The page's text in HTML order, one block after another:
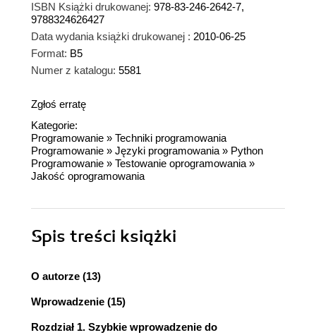
ISBN Książki drukowanej: 978-83-246-2642-7,
9788324626427
Data wydania książki drukowanej : 2010-06-25
Format: B5
Numer z katalogu: 5581
Zgłoś erratę
Kategorie:
Programowanie » Techniki programowania
Programowanie » Języki programowania» Python
Programowanie » Testowanie oprogramowania»
Jakość oprogramowania
Spis treści książki
O autorze (13)
Wprowadzenie (15)
Rozdział 1. Szybkie wprowadzenie do